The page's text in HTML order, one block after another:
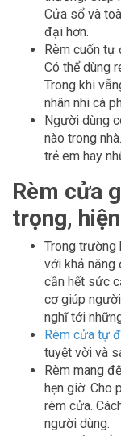
Cửa sổ và
đại hơn.
Rèm cuốn tự
Có thể dùng
Trong khi
nhân nhi cà
Người dùng
nào trong
trẻ em hay
Rèm cửa
trọng,
Trong trường
với khả năng
cần hết sức
cơ giúp
nghĩ tới
Rèm cửa tự
tuyệt vời và
Rèm mang
hẹn giờ. Cho
rèm cửa.
người dùng.